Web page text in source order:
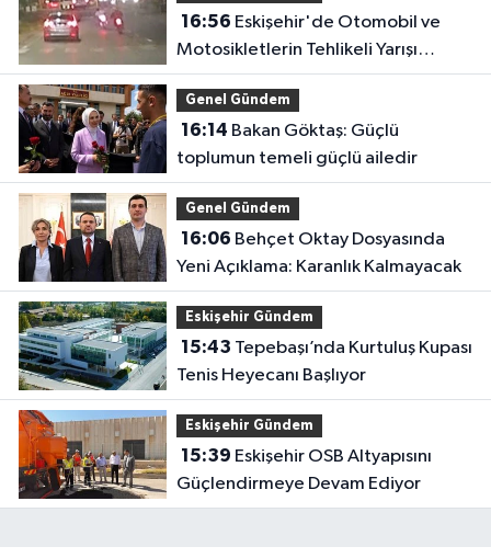
16:56
Motosikletlerin Tehlikeli Yarışı
Kamerada
Genel Gündem
16:14
toplumun temeli güçlü ailedir
Genel Gündem
16:06
Yeni Açıklama: Karanlık Kalmayacak
Eskişehir Gündem
15:43
Tenis Heyecanı Başlıyor
Eskişehir Gündem
15:39
Güçlendirmeye Devam Ediyor